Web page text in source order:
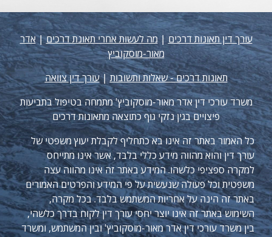
עורך דין תאונות דרכים|מה לעשות אחרי תאונת דרכים|אדר
מאור-מוסקוביץ
תאונות דרכים - שאלות ותשובות |עורך דין צוואה
משרד עורכי דין אדר מאור-מוסקוביץ' מתמחה בטיפול בתביעות
פיצויים בגין נזקי גוף כתוצאה מתאונות דרכים
כל האמור באתר זה אינו בא כתחליף לקבלת יעוץ משפטי של
עורך דין והוא מהווה מידע כללי בלבד, אשר אינו מתייחס
למקרה ספציפי כלשהו. המידע באתר זה אינו מהווה עצה
משפטית וכל פעולה שנעשית על פי המידע והפרטים האמורים
באתר זה הינה על אחריות המשתמש בלבד. בכל מקרה,
השימוש באתר זה אינו יוצר יחסי עורך דין לקוח בדרך כלשהי,
בין משרד עורכי דין אדר מאור-מוסקוביץ' ובין המשתמש, ומשרד